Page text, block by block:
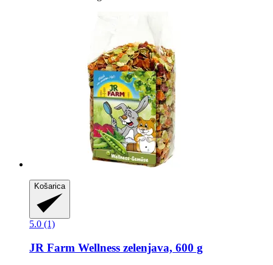
Košarica
5.0 (1)
JR Farm Wellness zelenjava, 600 g